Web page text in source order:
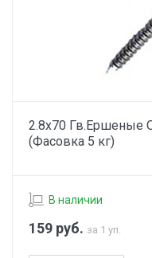
2.8х70 Гв.Ершеные
(Фасовка 5 кг)
В наличии
159 руб. за 1 уп.